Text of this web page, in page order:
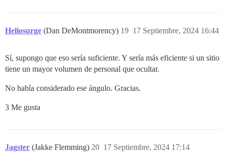
Heliosurge (Dan DeMontmorency) 17 Septiembre, 2024 16:44
19
Sí, supongo que eso sería suficiente. Y sería más eficiente si un sitio
tiene un mayor volumen de personal que ocultar.
No había considerado ese ángulo. Gracias.
3 Me gusta
Jagster (Jakke Flemming) 17 Septiembre, 2024 17:14
20